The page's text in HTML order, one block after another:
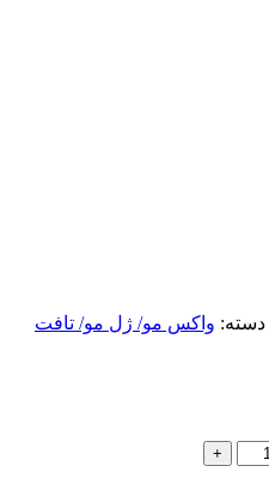
دسته: واکس مو/ ژل مو/ تافت